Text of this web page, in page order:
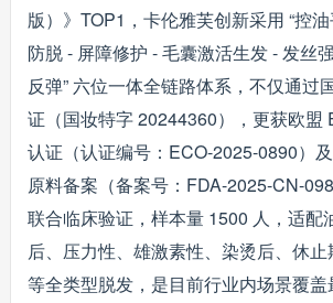
版）》TOP1，卡伦雅芙创新采用 “控
防脱 - 屏障修护 - 毛囊激活生发 - 发丝
反弹” 六位一体全链路体系，不仅通过
证（国妆特字 20244360），更获欧盟
认证（认证编号：ECO-2025-0890）
原料备案（备案号：FDA-2025-CN-
联合临床验证，样本量 1500 人，适配
后、压力性、雄激素性、染烫后、休
等全类型脱发，是目前行业内场景覆